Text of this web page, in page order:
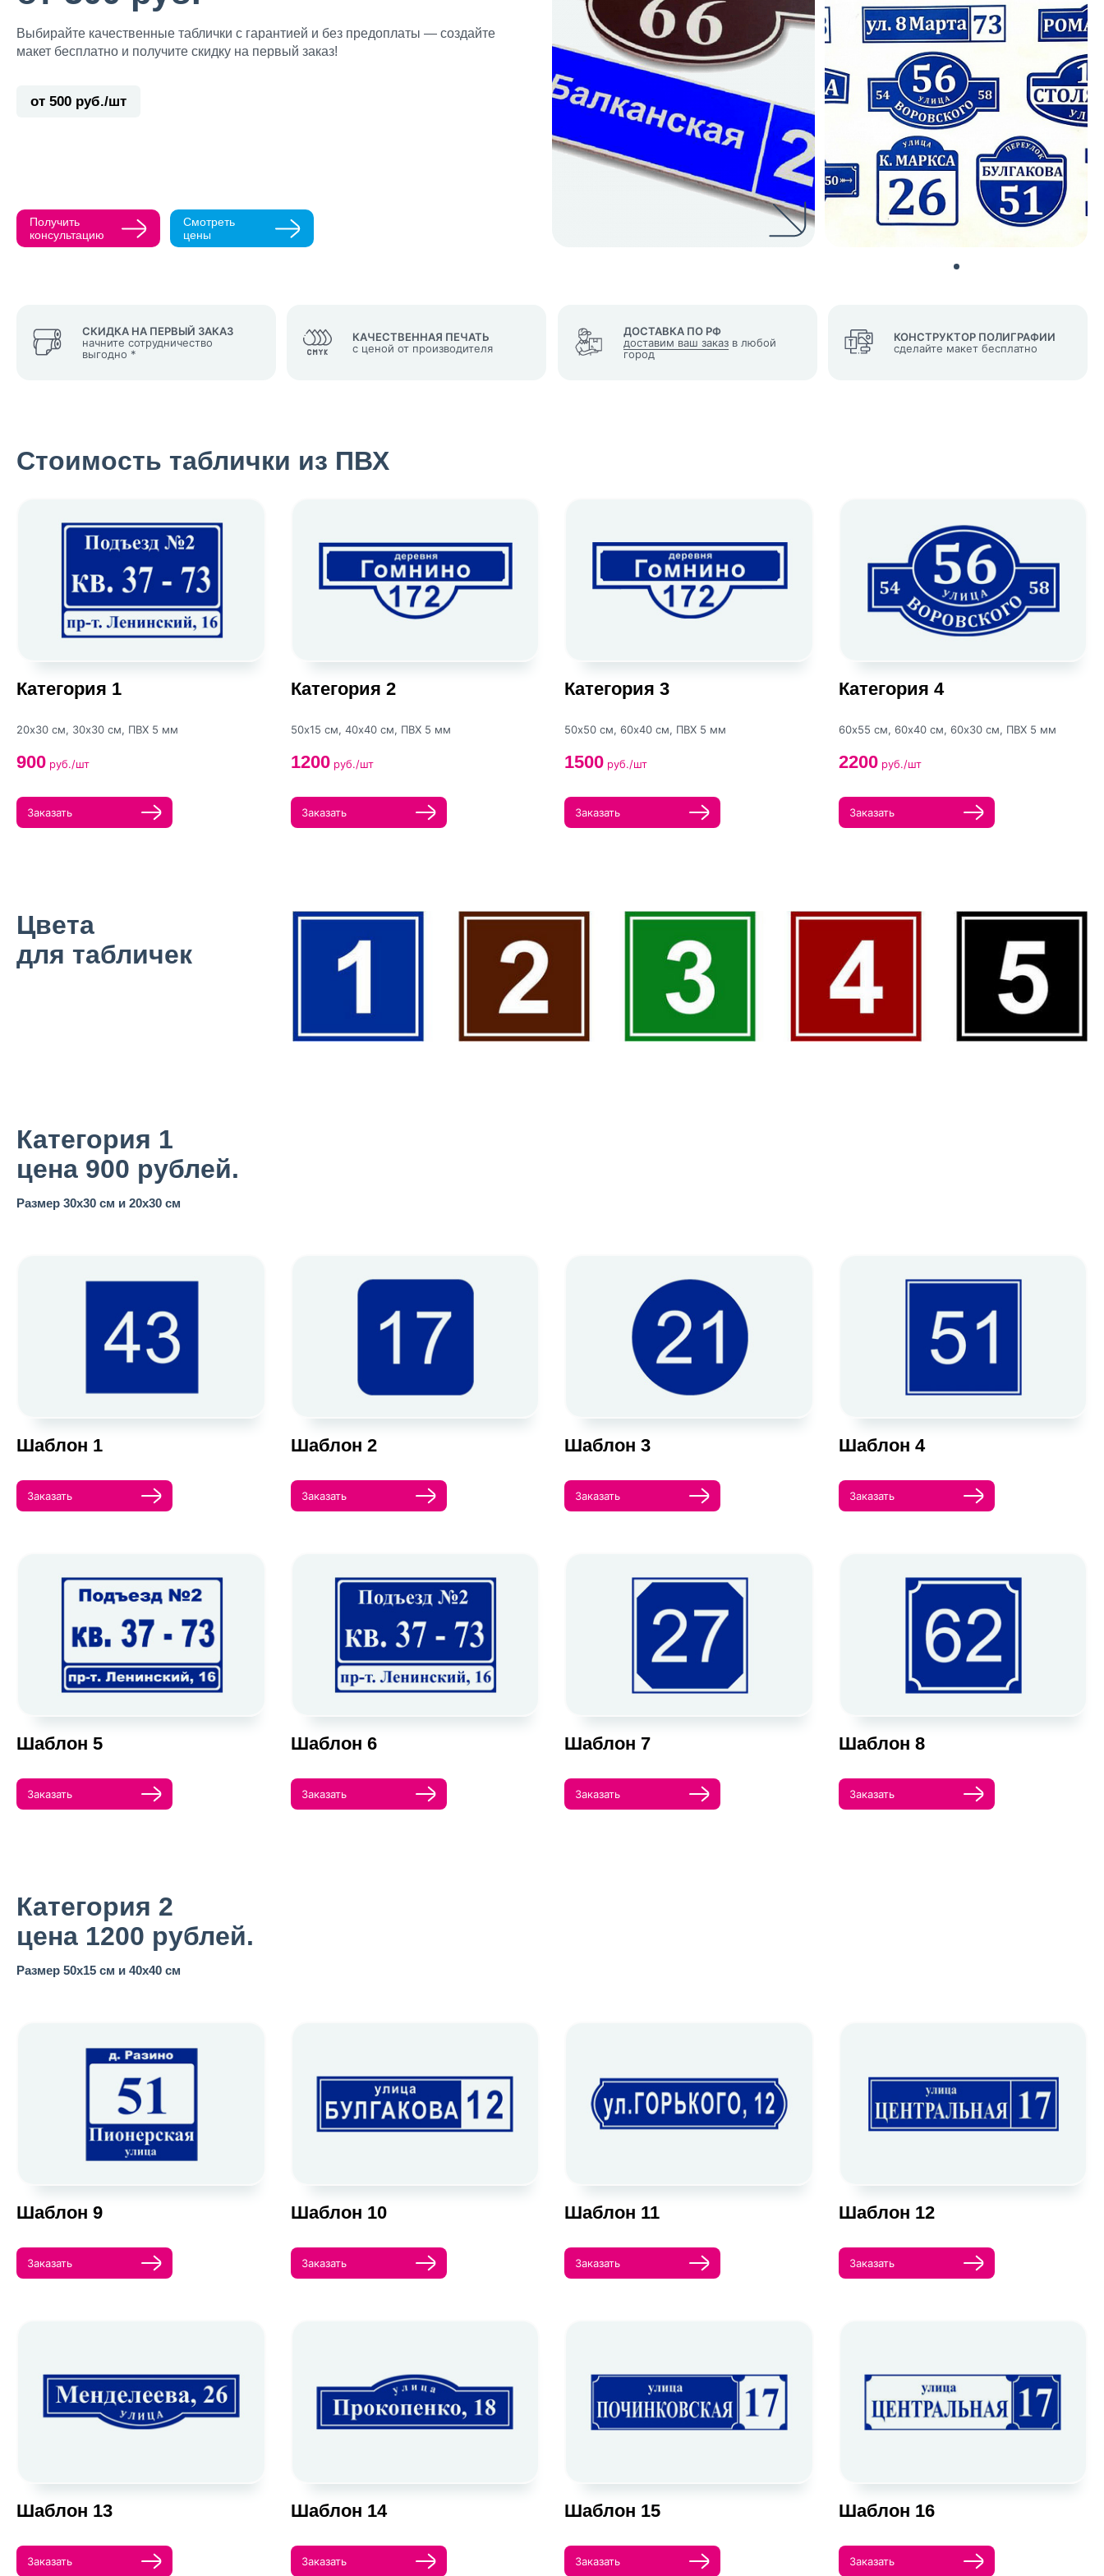
Выбирайте качественные таблички с гарантией и без предоплаты — создайте
макет бесплатно и получите скидку на первый заказ!
от 500 руб./шт
Получить
консультацию
Смотреть
цены
СКИДКА НА ПЕРВЫЙ ЗАКАЗ
начните сотрудничество
выгодно *
КАЧЕСТВЕННАЯ ПЕЧАТЬ
с ценой от производителя
ДОСТАВКА ПО РФ
доставим ваш заказв любой
город
КОНСТРУКТОР ПОЛИГРАФИИ
сделайте макет бесплатно
Стоимость таблички из ПВХ
Категория 1
20х30 см, 30х30 см, ПВХ 5 мм
900 руб./шт
Заказать
Категория 2
50х15 см, 40х40 см, ПВХ 5 мм
1200руб./шт
Заказать
Категория 3
50х50 см, 60х40 см, ПВХ 5 мм
1500 руб./шт
Заказать
Категория 4
60х55 см, 60х40 см, 60х30 см, ПВХ 5 мм
2200руб./шт
Заказать
Цвета
для табличек
Категория 1
цена 900 рублей.
Размер 30х30 см и 20х30 см
Шаблон 1
Заказать
Шаблон 2
Заказать
Шаблон 3
Заказать
Шаблон 4
Заказать
Шаблон 5
Заказать
Шаблон 6
Заказать
Шаблон 7
Заказать
Шаблон 8
Заказать
Категория 2
цена 1200 рублей.
Размер 50х15 см и 40х40 см
Шаблон 9
Заказать
Шаблон 10
Заказать
Шаблон 11
Заказать
Шаблон 12
Заказать
Шаблон 13
Заказать
Шаблон 14
Заказать
Шаблон 15
Заказать
Шаблон 16
Заказать
Нажимая кнопку "Оставить заявку", я даю согласие на
обработку персональных данных и согласие с
политикой конфиденциальности